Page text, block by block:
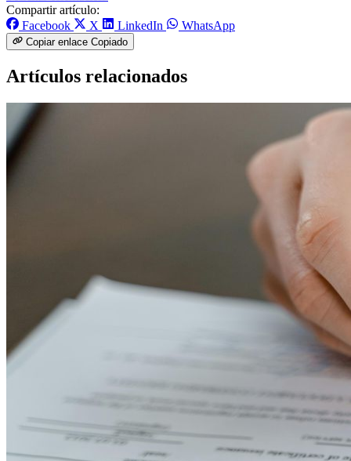
Compartir artículo:
Facebook
X LinkedIn WhatsApp
Copiar enlace Copiado
Artículos relacionados